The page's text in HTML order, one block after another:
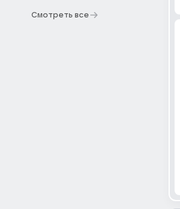
Смотреть все